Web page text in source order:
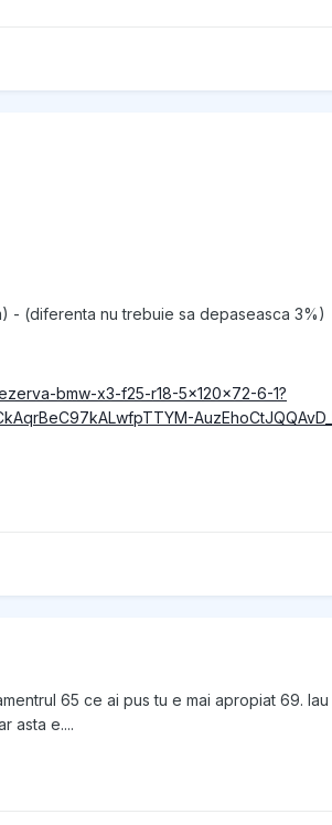
- (diferenta nu trebuie sa depaseasca 3%)
bmw-x3-f25-r18-5x120x72-6-1?
65 ce ai pus tu e mai apropiat 69.
asta e....